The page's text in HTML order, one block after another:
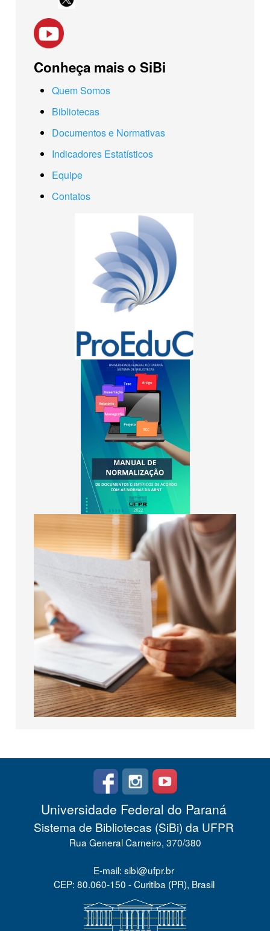
Conheça mais o SiBi
Quem Somos
Bibliotecas
Documentos e Normativas
Indicadores Estatísticos
Equipe
Contatos
Universidade Federal do Paraná
Sistema de Bibliotecas (SiBi) da UFPR
Rua General Carneiro, 370/380
E-mail: sibi@ufpr.br
CEP: 80.060-150 - Curitiba (PR), Brasil